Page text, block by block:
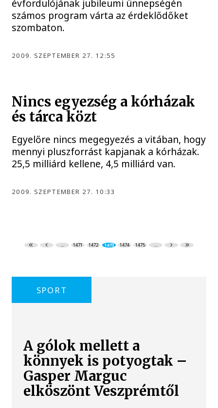
évfordulójának jubileumi ünnepségén
számos program várta az érdeklődőket
szombaton.
2009. SZEPTEMBER 27. 12:55
Nincs egyezség a kórházak
és tárca közt
Egyelőre nincs megegyezés a vitában, hogy
mennyi pluszforrást kapjanak a kórházak.
25,5 milliárd kellene, 4,5 milliárd van.
2009. SZEPTEMBER 27. 10:33
... 1471 1472 1473 1474 1475 ...
SPORT
A gólok mellett a
könnyek is potyogtak –
Gasper Marguc
elköszönt Veszprémtől